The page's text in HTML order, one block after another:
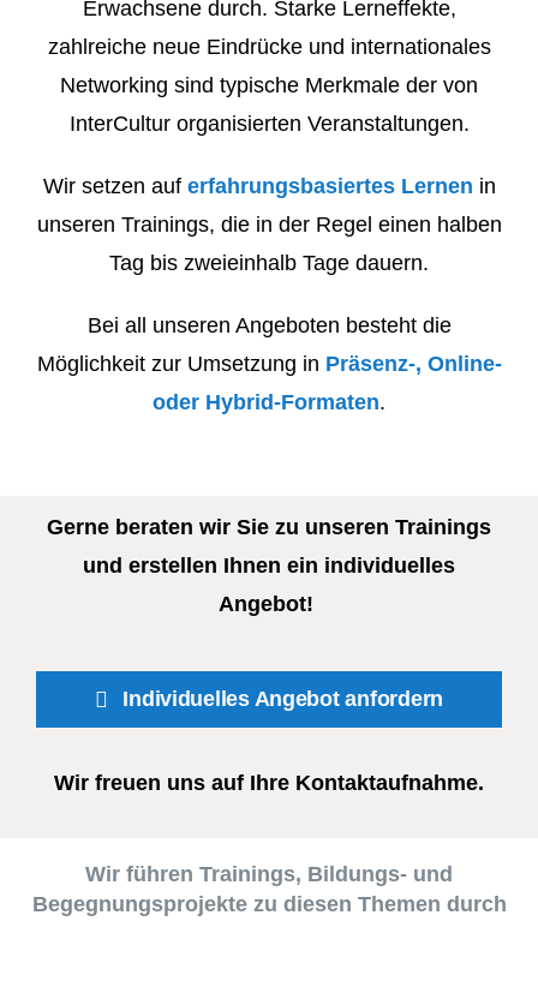
Erwachsene durch. Starke Lerneffekte,
zahlreiche neue Eindrücke und internationales
Networking sind typische Merkmale der von
InterCultur organisierten Veranstaltungen.
Wir setzen auf erfahrungsbasiertes Lernen in
unseren Trainings, die in der Regel einen halben
Tag bis zweieinhalb Tage dauern.
Bei all unseren Angeboten besteht die
Möglichkeit zur Umsetzung in Präsenz-, Online-
oder Hybrid-Formaten.
Gerne beraten wir Sie zu unseren Trainings
und erstellen Ihnen ein individuelles
Angebot!
Individuelles Angebot anfordern
Wir freuen uns auf Ihre Kontaktaufnahme.
Wir führen Trainings, Bildungs- und
Begegnungsprojekte zu diesen Themen durch